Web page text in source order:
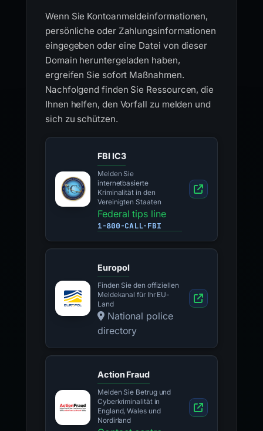
Wenn Sie Kontoanmeldeinformationen,
persönliche oder Zahlungsinformationen
eingegeben oder eine Datei von dieser
Domain heruntergeladen haben,
ergreifen Sie sofort Maßnahmen.
Nachfolgend finden Sie Ressourcen, die
Ihnen helfen, den Vorfall zu melden und
sich zu schützen.
FBI IC3
Melden Sie
internetbasierte
Kriminalität in den
Vereinigten Staaten
Federal tips line
1-800-CALL-FBI
Europol
Finden Sie den offiziellen
Meldekanal für Ihr EU-
Land
National police
directory
Action Fraud
Melden Sie Betrug und
Cyberkriminalität in
England, Wales und
Nordirland